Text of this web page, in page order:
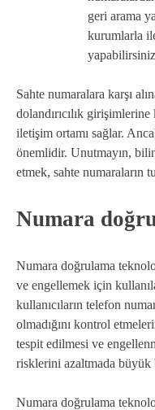
geri arama
kurumlarla
Sahte numaralara karşı
dolandırıcılık
iletişim ortamı sağlar.
önemlidir. Unutmayın,
etmek, sahte numaraların
Numara
Numara doğrulama
ve engellemek için
kullanıcıların telefon
olmadığını kontrol
tespit edilmesi ve
risklerini azaltmada büyük
Numara doğrulama